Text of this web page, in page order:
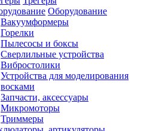
Оборудование
Вакуумформеры
Горелки
Пылесосы и боксы
Сверлильные устройства
Вибростолики
Устройства для моделирования
восками
Запчасти, аксессуары
Микромоторы
Триммеры